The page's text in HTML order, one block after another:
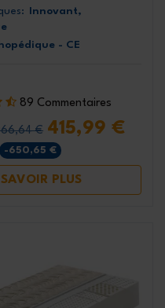
Innovant,
- CE
89 Commentaires
€ 415,99 €
-650,65 €
PLUS